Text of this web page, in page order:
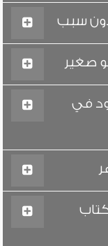
سبب
صغير
في